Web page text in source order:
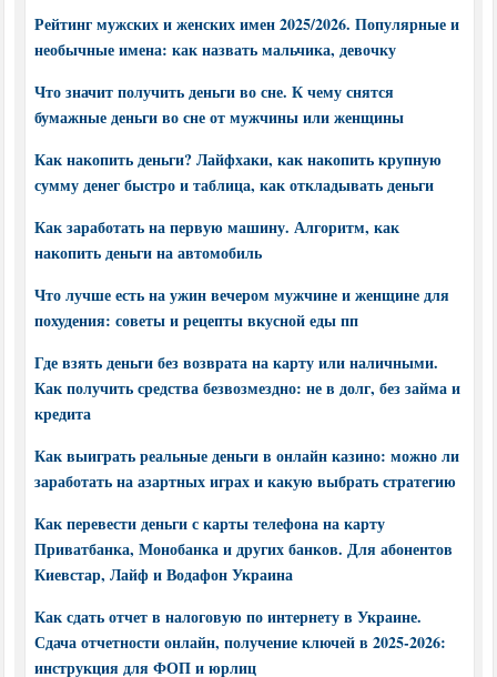
Рейтинг мужских и женских имен 2025/2026. Популярные и
необычные имена: как назвать мальчика, девочку
Что значит получить деньги во сне. К чему снятся
бумажные деньги во сне от мужчины или женщины
Как накопить деньги? Лайфхаки, как накопить крупную
сумму денег быстро и таблица, как откладывать деньги
Как заработать на первую машину. Алгоритм, как
накопить деньги на автомобиль
Что лучше есть на ужин вечером мужчине и женщине для
похудения: советы и рецепты вкусной еды пп
Где взять деньги без возврата на карту или наличными.
Как получить средства безвозмездно: не в долг, без займа и
кредита
Как выиграть реальные деньги в онлайн казино: можно ли
заработать на азартных играх и какую выбрать стратегию
Как перевести деньги с карты телефона на карту
Приватбанка, Монобанка и других банков. Для абонентов
Киевстар, Лайф и Водафон Украина
Как сдать отчет в налоговую по интернету в Украине.
Сдача отчетности онлайн, получение ключей в 2025-2026:
инструкция для ФОП и юрлиц